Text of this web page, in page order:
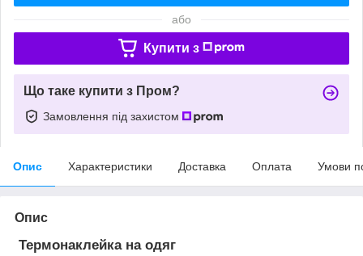
або
Купити з
Що таке купити з Пром?
Замовлення під захистом
Опис Характеристики Доставка Оплата Умови
Опис
Термонаклейка на одяг